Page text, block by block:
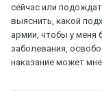
сейчас или
выяснить, какой
армии, чтобы у меня
заболевания,
наказание может